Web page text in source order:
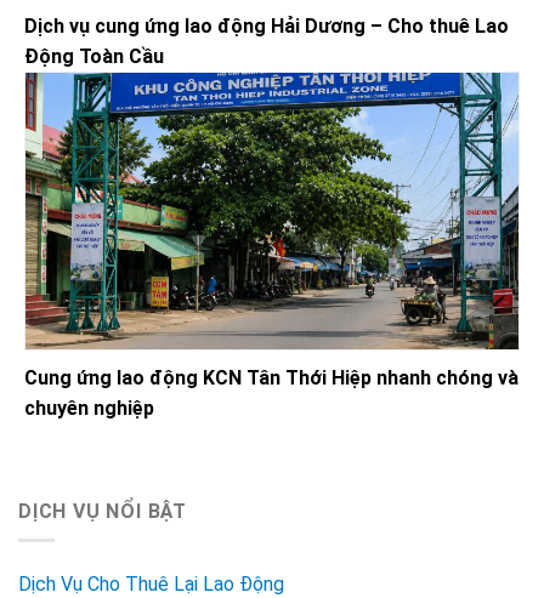
Dịch vụ cung ứng lao động Hải Dương – Cho thuê Lao
Động Toàn Cầu
Cung ứng lao động KCN Tân Thới Hiệp nhanh chóng và
chuyên nghiệp
DỊCH VỤ NỔI BẬT
Dịch Vụ Cho Thuê Lại Lao Động